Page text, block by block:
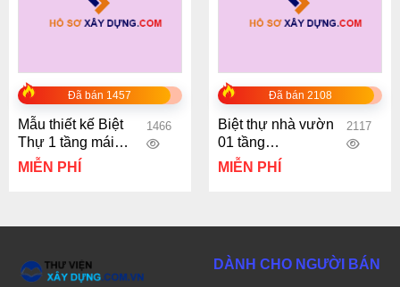
Đã bán 1457
Mẫu thiết kế Biệt
Thự 1 tầng mái
Nhật hiện đại
1466
MIỄN PHÍ
Đã bán 2108
Biệt thự nhà vườn
01 tầng
11.32×14.62m có
2117
MIỄN PHÍ
DÀNH CHO NGƯỜI BÁN